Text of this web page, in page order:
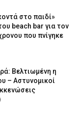
στο παιδί»
beach bar για τον
που πνίγηκε
Βελτιωμένη η
– Αστυνομικοί